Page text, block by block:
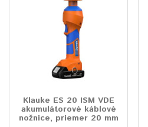
Klauke ES 20 ISM VDE
akumulátorové káblové
nožnice, priemer 20 mm